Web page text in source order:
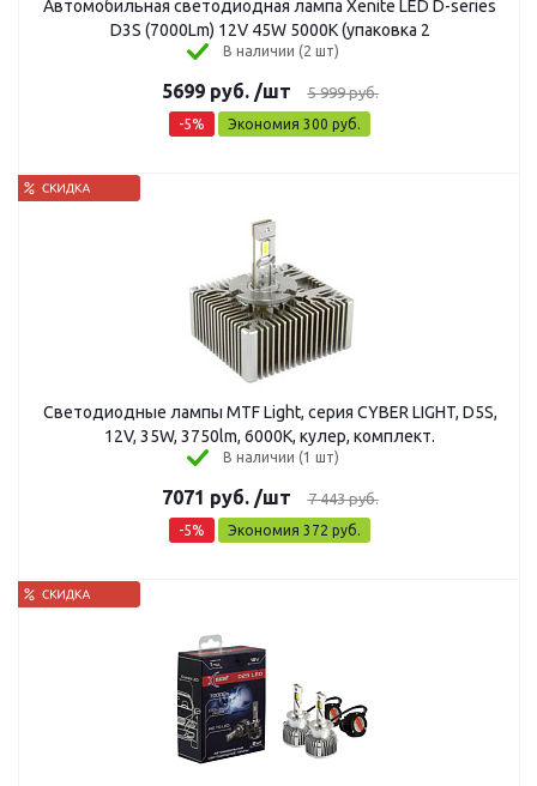
Автомобильная светодиодная лампа Xenite LED D-series
D3S (7000Lm) 12V 45W 5000K (упаковка 2
В наличии (2 шт)
5699руб. /шт 5 999руб.
-5% Экономия 300 руб.
Светодиодные лампы MTF Light, серия CYBER LIGHT, D5S,
12V, 35W, 3750lm, 6000K, кулер, комплект.
В наличии (1 шт)
7071 руб. /шт 7 443руб.
-5% Экономия 372 руб.